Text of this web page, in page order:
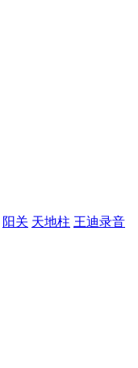
阳关 天地柱 王迪录音